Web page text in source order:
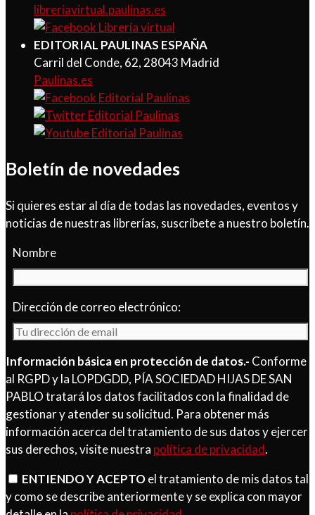
libreriavirtual.paulinas.es
EDITORIAL PAULINAS ESPAÑA
Carril del Conde, 62, 28043 Madrid
Paulinas.es
Boletín de novedades
Si quieres estar al día de todas las novedades, eventos y
noticias de nuestras librerías, suscríbete a nuestro boletín.
Nombre
Dirección de correo electrónico:
Información básica en protección de datos.- Conforme
al RGPD y la LOPDGDD, PÍA SOCIEDAD HIJAS DE SAN
PABLO tratará los datos facilitados con la finalidad de
gestionar y atender su solicitud. Para obtener más
información acerca del tratamiento de sus datos y ejercer
sus derechos, visite nuestra política de privacidad.
ENTIENDO Y ACEPTOel tratamiento de mis datos tal
y como se describe anteriormente y se explica con mayor